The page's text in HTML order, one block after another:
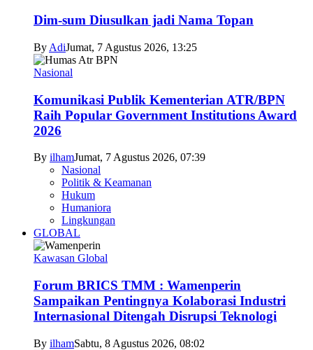
Dim-sum Diusulkan jadi Nama Topan
By AdiJumat, 7 Agustus 2026, 13:25
Nasional
Komunikasi Publik Kementerian ATR/BPN
Raih Popular Government Institutions Award
2026
By ilhamJumat, 7 Agustus 2026, 07:39
Nasional
Politik & Keamanan
Hukum
Humaniora
Lingkungan
GLOBAL
Kawasan Global
Forum BRICS TMM : Wamenperin
Sampaikan Pentingnya Kolaborasi Industri
Internasional Ditengah Disrupsi Teknologi
By ilhamSabtu, 8 Agustus 2026, 08:02